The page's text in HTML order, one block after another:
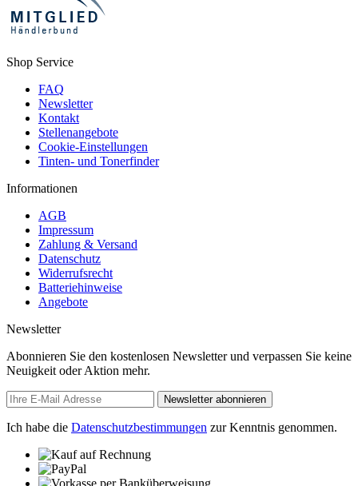
Shop Service
FAQ
Newsletter
Kontakt
Stellenangebote
Cookie-Einstellungen
Tinten- und Tonerfinder
Informationen
AGB
Impressum
Zahlung & Versand
Datenschutz
Widerrufsrecht
Batteriehinweise
Angebote
Newsletter
Abonnieren Sie den kostenlosen Newsletter und verpassen Sie keine
Neuigkeit oder Aktion mehr.
Newsletter abonnieren
Ich habe die Datenschutzbestimmungen zur Kenntnis genommen.